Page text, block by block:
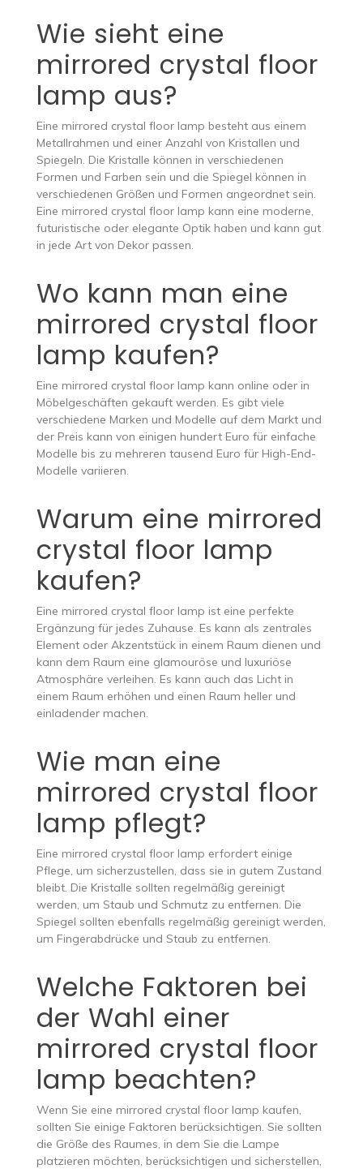
Wie sieht eine
mirrored crystal floor
lamp aus?
Eine mirrored crystal floor lamp besteht aus einem
Metallrahmen und einer Anzahl von Kristallen und
Spiegeln. Die Kristalle können in verschiedenen
Formen und Farben sein und die Spiegel können in
verschiedenen Größen und Formen angeordnet sein.
Eine mirrored crystal floor lamp kann eine moderne,
futuristische oder elegante Optik haben und kann gut
in jede Art von Dekor passen.
Wo kann man eine
mirrored crystal floor
lamp kaufen?
Eine mirrored crystal floor lamp kann online oder in
Möbelgeschäften gekauft werden. Es gibt viele
verschiedene Marken und Modelle auf dem Markt und
der Preis kann von einigen hundert Euro für einfache
Modelle bis zu mehreren tausend Euro für High-End-
Modelle variieren.
Warum eine mirrored
crystal floor lamp
kaufen?
Eine mirrored crystal floor lamp ist eine perfekte
Ergänzung für jedes Zuhause. Es kann als zentrales
Element oder Akzentstück in einem Raum dienen und
kann dem Raum eine glamouröse und luxuriöse
Atmosphäre verleihen. Es kann auch das Licht in
einem Raum erhöhen und einen Raum heller und
einladender machen.
Wie man eine
mirrored crystal floor
lamp pflegt?
Eine mirrored crystal floor lamp erfordert einige
Pflege, um sicherzustellen, dass sie in gutem Zustand
bleibt. Die Kristalle sollten regelmäßig gereinigt
werden, um Staub und Schmutz zu entfernen. Die
Spiegel sollten ebenfalls regelmäßig gereinigt werden,
um Fingerabdrücke und Staub zu entfernen.
Welche Faktoren bei
der Wahl einer
mirrored crystal floor
lamp beachten?
Wenn Sie eine mirrored crystal floor lamp kaufen,
sollten Sie einige Faktoren berücksichtigen. Sie sollten
die Größe des Raumes, in dem Sie die Lampe
platzieren möchten, berücksichtigen und sicherstellen,